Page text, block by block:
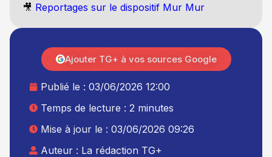
🎥 Reportages sur le dispositif Mur Mur
Publié le : 03/06/2026 12:00
Temps de lecture : 2 minutes
Mise à jour le : 03/06/2026 09:26
Auteur : La rédaction TG+
Ajouter TG+ à vos sources Google